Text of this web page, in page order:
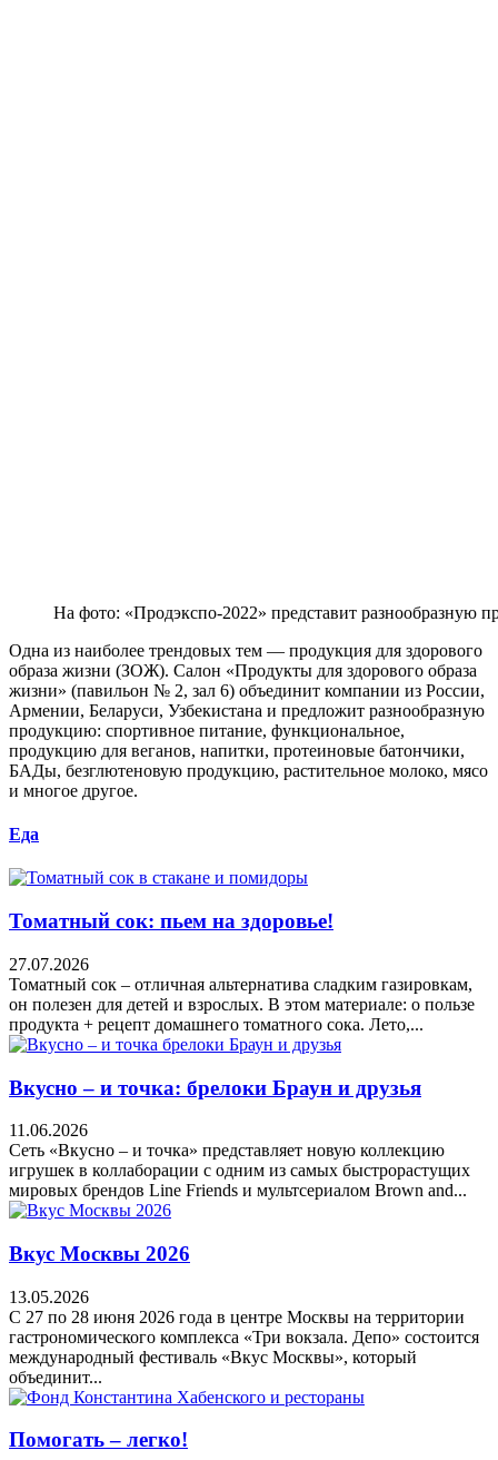
На фото: «Продэкспо-2022» представит разнообразную
Одна из наиболее трендовых тем — продукция для здорового
образа жизни (ЗОЖ). Салон «Продукты для здорового образа
жизни» (павильон № 2, зал 6) объединит компании из России,
Армении, Беларуси, Узбекистана и предложит разнообразную
продукцию: спортивное питание, функциональное,
продукцию для веганов, напитки, протеиновые батончики,
БАДы, безглютеновую продукцию, растительное молоко, мясо
и многое другое.
Еда
Томатный сок: пьем на здоровье!
27.07.2026
Томатный сок – отличная альтернатива сладким газировкам,
он полезен для детей и взрослых. В этом материале: о пользе
продукта + рецепт домашнего томатного сока. Лето,...
Вкусно – и точка: брелоки Браун и друзья
11.06.2026
Сеть «Вкусно – и точка» представляет новую коллекцию
игрушек в коллаборации с одним из самых быстрорастущих
мировых брендов Line Friends и мультсериалом Brown and...
Вкус Москвы 2026
13.05.2026
С 27 по 28 июня 2026 года в центре Москвы на территории
гастрономического комплекса «Три вокзала. Депо» состоится
международный фестиваль «Вкус Москвы», который
объединит...
Помогать – легко!